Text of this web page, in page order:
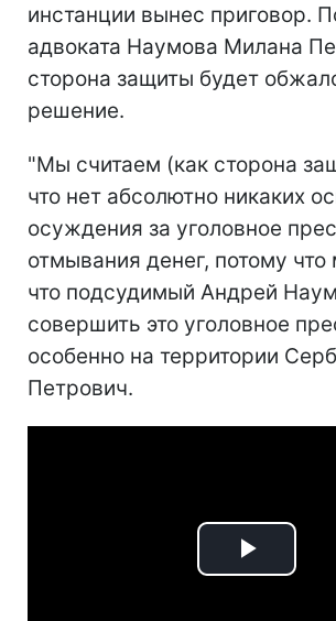
инстанции вынес приговор.
адвоката Наумова Милана
сторона защиты будет
решение.
"Мы считаем (как сторона
что нет абсолютно никаких
осуждения за уголовное
отмывания денег, потому
что подсудимый Андрей
совершить это уголовное
особенно на территории
Петрович.
Play